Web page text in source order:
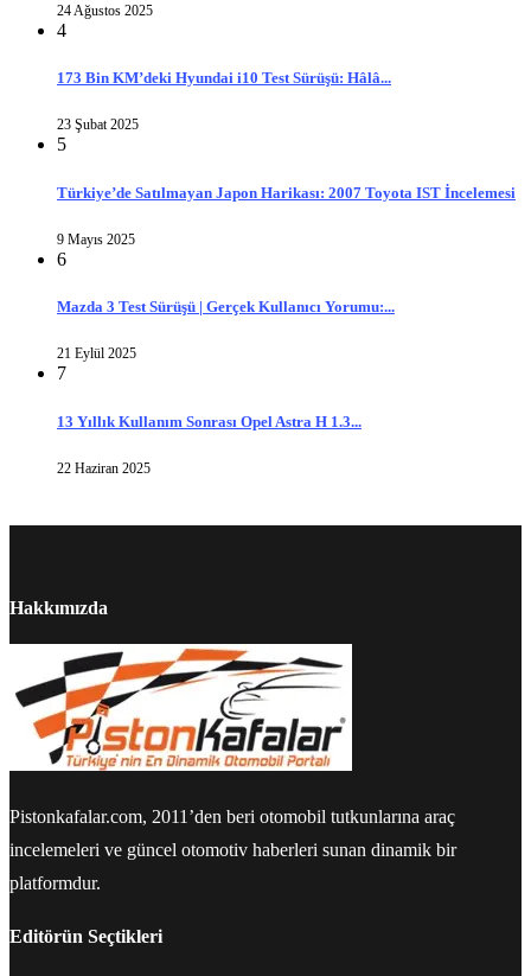
24 Ağustos 2025
4
173 Bin KM’deki Hyundai i10 Test Sürüşü: Hâlâ...
23 Şubat 2025
5
Türkiye’de Satılmayan Japon Harikası: 2007 Toyota IST İncelemesi
9 Mayıs 2025
6
Mazda 3 Test Sürüşü | Gerçek Kullanıcı Yorumu:...
21 Eylül 2025
7
13 Yıllık Kullanım Sonrası Opel Astra H 1.3...
22 Haziran 2025
Hakkımızda
Pistonkafalar.com, 2011’den beri otomobil tutkunlarına araç
incelemeleri ve güncel otomotiv haberleri sunan dinamik bir
platformdur.
Editörün Seçtikleri